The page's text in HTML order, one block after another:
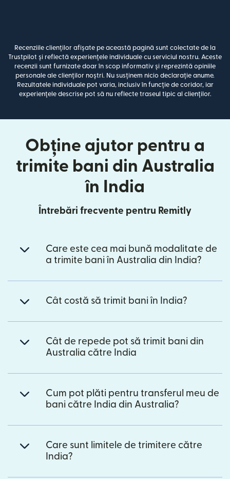
Recenziile clienților afișate pe această pagină sunt colectate de la
Trustpilot și reflectă experiențele individuale cu serviciul nostru. Aceste
recenzii sunt furnizate doar în scop informativ și reprezintă opiniile
personale ale clienților noștri. Nu susținem nicio declarație anume.
Rezultatele individuale pot varia, inclusiv în funcție de coridor, iar
experiențele descrise pot să nu reflecte traseul tipic al clienților.
Obține ajutor pentru a
trimite bani din Australia
în India
Întrebări frecvente pentru Remitly
Care este cea mai bună modalitate de
a trimite bani în Australia din India?
Cât costă să trimit bani în India?
Cât de repede pot să trimit bani din
Australia către India
Cum pot plăti pentru transferul meu de
bani către India din Australia?
Care sunt limitele de trimitere către
India?